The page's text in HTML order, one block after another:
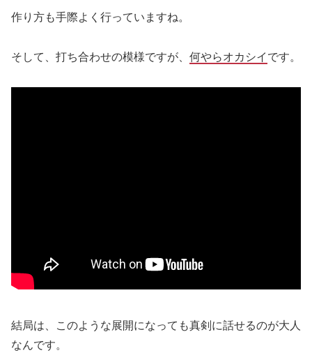
作り方も手際よく行っていますね。
そして、打ち合わせの模様ですが、 何やらオカシイ です。
結局は、このような展開になっても真剣に話せるのが大人
なんです。